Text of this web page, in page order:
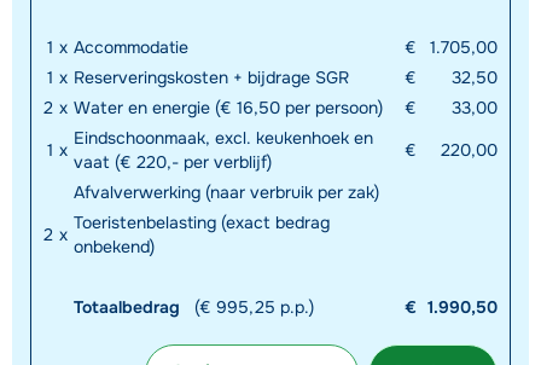
1 x Accommodatie €
1.705,00
1 x Reserveringskosten + bijdrage SGR €
32,50
2 x Water en energie (€ 16,50 per persoon) €
33,00
1 x
Eindschoonmaak, excl. keukenhoek en
vaat (€ 220,- per verblijf)
€
220,00
Afvalverwerking (naar verbruik per zak)
2 x
Toeristenbelasting (exact bedrag
onbekend)
Totaalbedrag (€ 995,25 p.p.) € 1.990,50